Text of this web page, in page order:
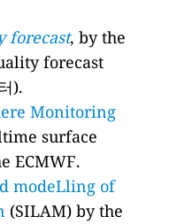
forecast, by the
forecast
).
Monitoring
surface
ECMWF.
modeLling of
(SILAM) by the